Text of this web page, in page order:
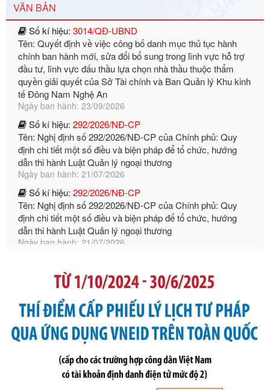
VĂN BẢN
Tên: Quyết định về việc công bố danh mục thủ tục hành
chính ban hành mới, sửa đổi bổ sung trong lĩnh vực hỗ trợ
đầu tư, lĩnh vực đấu thầu lựa chọn nhà thầu thuộc thẩm
quyền giải quyết của Sở Tài chính và Ban Quản lý Khu kinh
tế Đông Nam Nghệ An
Ngày ban hành: 23/09/2026
Số kí hiệu:292/2026/NĐ-CP
Tên: Nghị định số 292/2026/NĐ-CP của Chính phủ: Quy
dẫn thi hành Luật Quản lý ngoại thương
Ngày ban hành: 21/07/2026
Số kí hiệu: 292/2026/NĐ-CP
Tên: Nghị định số 292/2026/NĐ-CP của Chính phủ: Quy
dẫn thi hành Luật Quản lý ngoại thương
Ngày ban hành: 21/07/2026
Số kí hiệu: 105/2026/TT-BTC
Tên: Thông tư số 105/2026/TT-BTC của Bộ Tài chính: Bãi
phạt vi phạm hành chính trong lĩnh vực kho bạc nhà nước
Ngày ban hành: 21/07/2026
Số kí hiệu:291/2026/NĐ-CP
Tên: Nghị định số 291/2026/NĐ-CP của Chính phủ: Sửa
đổi, bổ sung một số điều của Nghị định số 125/2020/NĐ-СР
ngày 19 tháng 10 năm 2020 của Chính phủ quy định xử
phạt vi phạm hành chính về thuế, hóa đơn được sửa đổi, bổ
sung bởi Nghị định số 102/2021/NĐ-CP
Ngày ban hành: 20/07/2026